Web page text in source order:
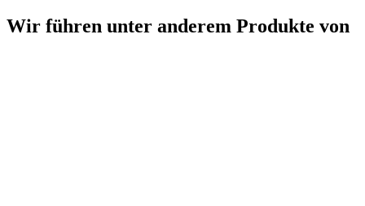
Wir führen unter anderem Produkte von